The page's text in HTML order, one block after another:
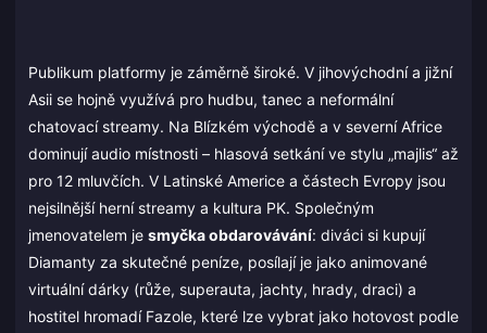
Publikum platformy je záměrně široké. V jihovýchodní a jižní
Asii se hojně využívá pro hudbu, tanec a neformální
chatovací streamy. Na Blízkém východě a v severní Africe
dominují audio místnosti – hlasová setkání ve stylu „majlis“ až
pro 12 mluvčích. V Latinské Americe a částech Evropy jsou
nejsilnější herní streamy a kultura PK. Společným
jmenovatelem je smyčka obdarovávání: diváci si kupují
Diamanty za skutečné peníze, posílají je jako animované
virtuální dárky (růže, superauta, jachty, hrady, draci) a
hostitel hromadí Fazole, které lze vybrat jako hotovost podle